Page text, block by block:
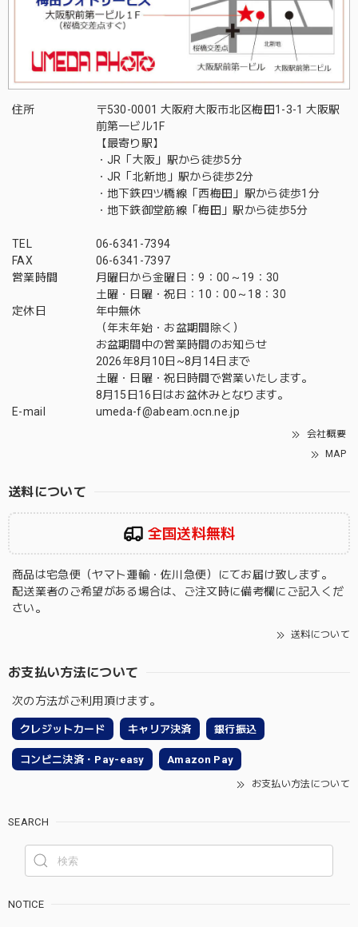
住所
〒530-0001 大阪府大阪市北区梅田1-3-1 大阪駅
前第一ビル1F
【最寄り駅】
・JR「大阪」駅から徒歩5分
・JR「北新地」駅から徒歩2分
・地下鉄四ツ橋線「西梅田」駅から徒歩1分
・地下鉄御堂筋線「梅田」駅から徒歩5分
TEL
06-6341-7394
FAX
06-6341-7397
営業時間
月曜日から金曜日：9：00～19：30
土曜・日曜・祝日：10：00～18：30
定休日
年中無休
（年末年始・お盆期間除く）
お盆期間中の営業時間のお知らせ
2026年8月10日~8月14日まで
土曜・日曜・祝日時間で営業いたします。
8月15日16日はお盆休みとなります。
E-mail
umeda-f@abeam.ocn.ne.jp
会社概要
MAP
送料について
全国送料無料
商品は宅急便（ヤマト運輸・佐川急便）にてお届け致します。
配送業者のご希望がある場合は、ご注文時に備考欄にご記入くだ
さい。
送料について
お支払い方法について
次の方法がご利用頂けます。
クレジットカード キャリア決済 銀行振込
コンビニ決済・Pay-easy Amazon Pay
お支払い方法について
SEARCH
NOTICE